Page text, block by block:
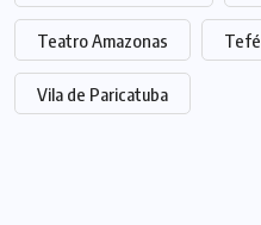
Teatro Amazonas Tefé
Vila de Paricatuba